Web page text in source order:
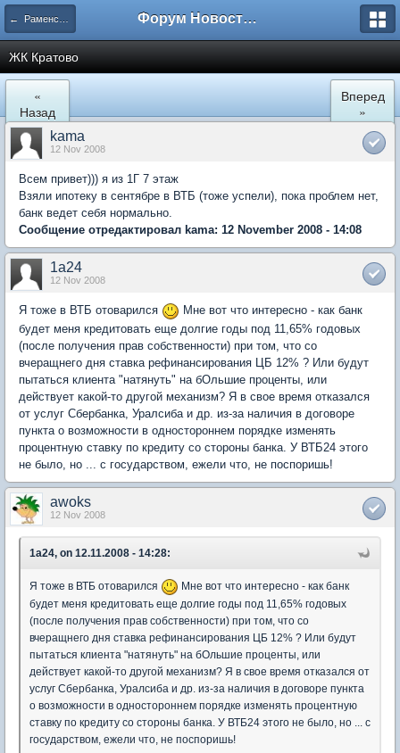
← Раменское Форум Новостройки
ЖК Кратово
«
Назад
Вперед
»
kama
12 Nov 2008
Всем привет))) я из 1Г 7 этаж
Взяли ипотеку в сентябре в ВТБ (тоже успели), пока проблем нет,
банк ведет себя нормально.
Сообщение отредактировал kama: 12 November 2008 - 14:08
1a24
12 Nov 2008
Я тоже в ВТБ отоварился
Мне вот что интересно - как банк
будет меня кредитовать еще долгие годы под 11,65% годовых
(после получения прав собственности) при том, что со
вчеращнего дня ставка рефинансирования ЦБ 12% ? Или будут
пытаться клиента "натянуть" на бОльшие проценты, или
действует какой-то другой механизм? Я в свое время отказался
от услуг Сбербанка, Уралсиба и др. из-за наличия в договоре
пункта о возможности в одностороннем порядке изменять
процентную ставку по кредиту со стороны банка. У ВТБ24 этого
не было, но ... с государством, ежели что, не поспоришь!
awoks
12 Nov 2008
1a24, on 12.11.2008 - 14:28:
Я тоже в ВТБ отоварился
Мне вот что интересно - как банк
будет меня кредитовать еще долгие годы под 11,65% годовых
(после получения прав собственности) при том, что со
вчеращнего дня ставка рефинансирования ЦБ 12% ? Или будут
пытаться клиента "натянуть" на бОльшие проценты, или
действует какой-то другой механизм? Я в свое время отказался от
услуг Сбербанка, Уралсиба и др. из-за наличия в договоре пункта
о возможности в одностороннем порядке изменять процентную
ставку по кредиту со стороны банка. У ВТБ24 этого не было, но ... с
государством, ежели что, не поспоришь!